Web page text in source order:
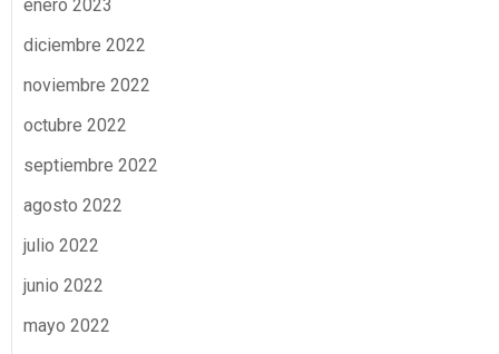
enero 2023
diciembre 2022
noviembre 2022
octubre 2022
septiembre 2022
agosto 2022
julio 2022
junio 2022
mayo 2022